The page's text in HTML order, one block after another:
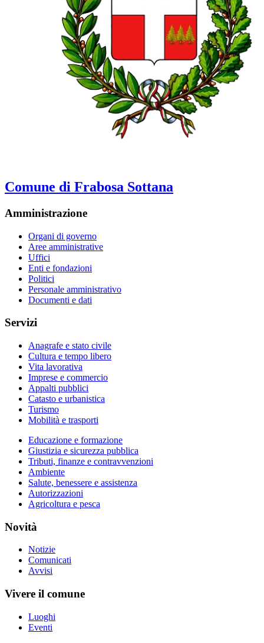
Comune di Frabosa Sottana
Amministrazione
Organi di governo
Aree amministrative
Uffici
Enti e fondazioni
Politici
Personale amministrativo
Documenti e dati
Servizi
Anagrafe e stato civile
Cultura e tempo libero
Vita lavorativa
Imprese e commercio
Appalti pubblici
Catasto e urbanistica
Turismo
Mobilità e trasporti
Educazione e formazione
Giustizia e sicurezza pubblica
Tributi, finanze e contravvenzioni
Ambiente
Salute, benessere e assistenza
Autorizzazioni
Agricoltura e pesca
Novità
Notizie
Comunicati
Avvisi
Vivere il comune
Luoghi
Eventi